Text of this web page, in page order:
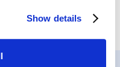
Show details